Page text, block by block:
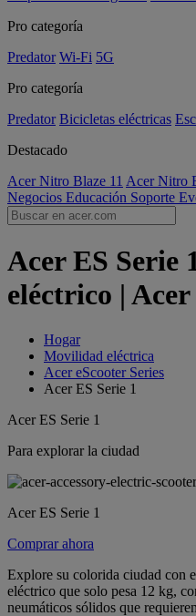
Pro categoría
Predator Wi-Fi 5G
Pro categoría
Predator Bicicletas eléctricas
Destacado
Acer Nitro Blaze 11 Acer Nitro
Negocios Educación Soporte
Acer ES Serie
eléctrico |
Hogar
Movilidad eléctrica
Acer eScooter Series
Acer ES Serie 1
Acer ES Serie 1
Para explorar la ciudad
Acer ES Serie 1
Comprar ahora
Explore su colorida ciudad con
eléctrico que solo pesa 12 kg,
neumáticos sólidos que